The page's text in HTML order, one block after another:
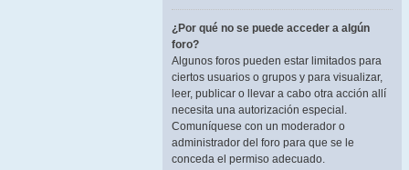
¿Por qué no se puede acceder a algún
foro?
Algunos foros pueden estar limitados para
ciertos usuarios o grupos y para visualizar,
leer, publicar o llevar a cabo otra acción allí
necesita una autorización especial.
Comuníquese con un moderador o
administrador del foro para que se le
conceda el permiso adecuado.